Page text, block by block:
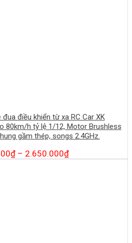
điều khiển từ xa RC Car XK
80km/h tỷ lệ 1/12, Motor Brushless
gầm thép, songs 2.4GHz.
₫– 2.650.000₫